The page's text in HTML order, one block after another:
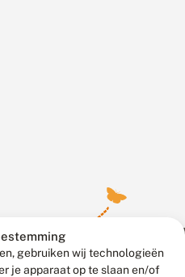
gebruiken wij technologieën
je apparaat op te slaan en/of